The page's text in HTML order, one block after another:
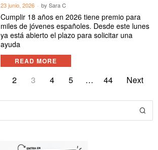
23 junio, 2026 bySara C
Cumplir 18 años en 2026 tiene premio para
miles de jóvenes españoles. Desde este lunes
ya está abierto el plazo para solicitar una
ayuda
READ MORE
2 3 4 5 … 44 Next